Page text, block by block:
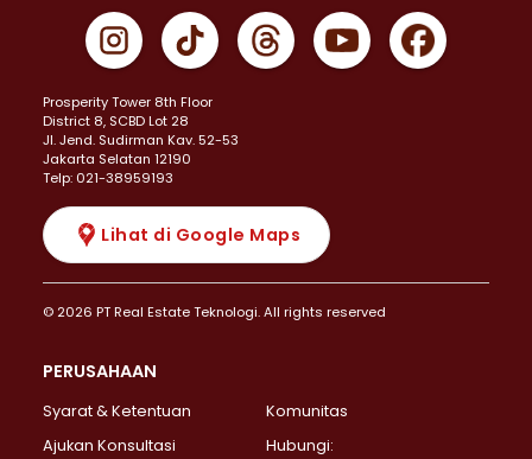
Prosperity Tower 8th Floor
District 8, SCBD Lot 28
JI. Jend. Sudirman Kav. 52-53
Jakarta Selatan 12190
Telp: 021-38959193
Lihat di Google Maps
© 2026 PT Real Estate Teknologi. All rights reserved
PERUSAHAAN
Syarat & Ketentuan
Komunitas
Ajukan Konsultasi
Hubungi: